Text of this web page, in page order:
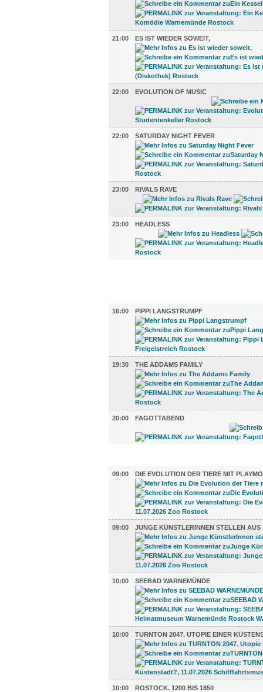
21:00 ES IST WIEDER SOWEIT,
22:00 EVOLUTION OF MUSIC
22:00 SATURDAY NIGHT FEVER
23:00 RIVALS RAVE
23:00 HEADLESS
16:00
PIPPI LANGSTRUMPF
19:30 THE ADDAMS FAMILY
20:00 FAGOTTABEND
09:00
DIE EVOLUTION DER TIERE MIT
09:00 JUNGE KÜNSTLERINNEN STELLEN AUS
10:00 SEEBAD WARNEMÜNDE
10:00 TURNTON 2047. UTOPIE EINER
10:00 ROSTOCK. 1200 BIS 1850